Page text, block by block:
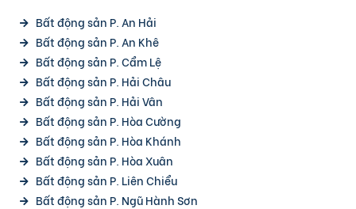
Bất động sản P. An Hải
Bất động sản P. An Khê
Bất động sản P. Cẩm Lệ
Bất động sản P. Hải Châu
Bất động sản P. Hải Vân
Bất động sản P. Hòa Cường
Bất động sản P. Hòa Khánh
Bất động sản P. Hòa Xuân
Bất động sản P. Liên Chiểu
Bất động sản P. Ngũ Hành Sơn